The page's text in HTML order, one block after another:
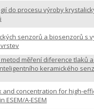
do procesu výroby
senzorů a biosenzorů s
měření diference tlaků
keramického
and concentration for high-
A-ESEM